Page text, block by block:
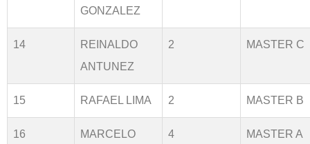
GONZALEZ
14
REINALDO
ANTUNEZ
2 MASTER C
15 RAFAEL LIMA 2 MASTER B
16
MARCELO
4 MASTER A